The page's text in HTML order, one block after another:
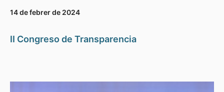
14 de febrer de 2024
II Congreso de Transparencia